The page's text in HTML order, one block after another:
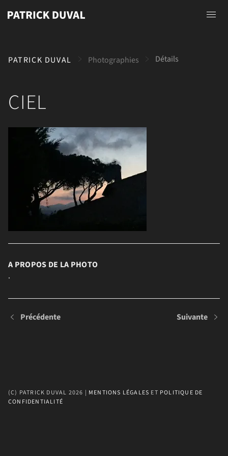
A propos
Peintures
Dessins
PATRICK DUVAL Photographies Détails
CIEL
Voir l'image complète
A PROPOS DE LA PHOTO
.
Précédente Suivante
(C) PATRICK DUVAL 2026 | MENTIONS LÉGALES ET POLITIQUE DE
CONFIDENTIALITÉ